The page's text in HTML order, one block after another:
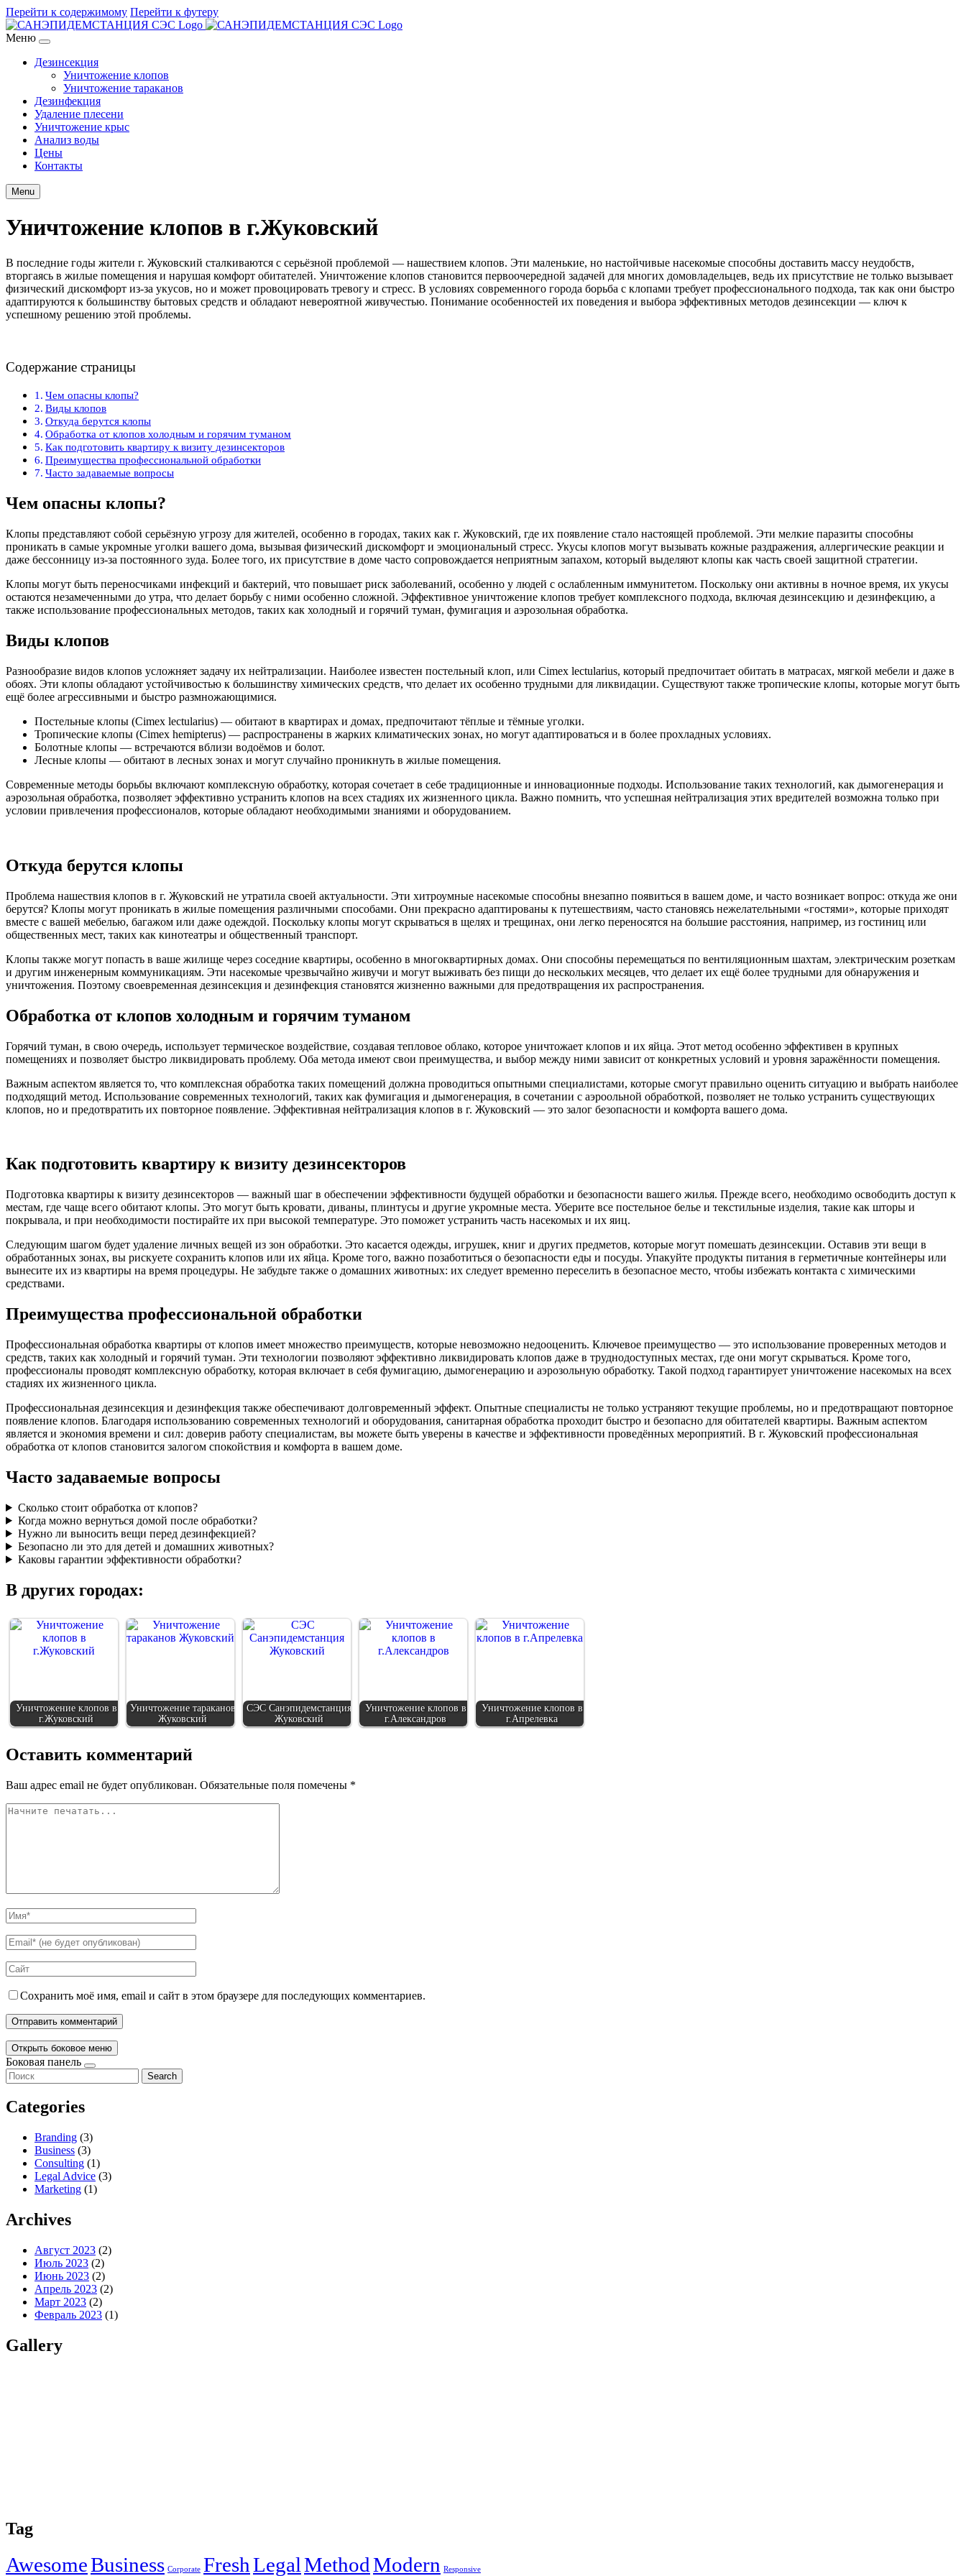
Перейти к содержимому Перейти к футеру
Меню
Дезинсекция
Уничтожение клопов
Уничтожение тараканов
Дезинфекция
Удаление плесени
Уничтожение крыс
Анализ воды
Цены
Контакты
Menu
Уничтожение клопов в г.Жуковский
В последние годы жители г. Жуковский сталкиваются с серьёзной проблемой — нашествием клопов. Эти маленькие, но настойчивые насекомые способны доставить массу неудобств,
вторгаясь в жилые помещения и нарушая комфорт обитателей. Уничтожение клопов становится первоочередной задачей для многих домовладельцев, ведь их присутствие не только вызывает
физический дискомфорт из-за укусов, но и может провоцировать тревогу и стресс. В условиях современного города борьба с клопами требует профессионального подхода, так как они быстро
адаптируются к большинству бытовых средств и обладают невероятной живучестью. Понимание особенностей их поведения и выбора эффективных методов дезинсекции — ключ к
успешному решению этой проблемы.
Содержание страницы
Чем опасны клопы?
Виды клопов
Откуда берутся клопы
Обработка от клопов холодным и горячим туманом
Как подготовить квартиру к визиту дезинсекторов
Преимущества профессиональной обработки
Часто задаваемые вопросы
Чем опасны клопы?
Клопы представляют собой серьёзную угрозу для жителей, особенно в городах, таких как г. Жуковский, где их появление стало настоящей проблемой. Эти мелкие паразиты способны
проникать в самые укромные уголки вашего дома, вызывая физический дискомфорт и эмоциональный стресс. Укусы клопов могут вызывать кожные раздражения, аллергические реакции и
даже бессонницу из-за постоянного зуда. Более того, их присутствие в доме часто сопровождается неприятным запахом, который выделяют клопы как часть своей защитной стратегии.
Клопы могут быть переносчиками инфекций и бактерий, что повышает риск заболеваний, особенно у людей с ослабленным иммунитетом. Поскольку они активны в ночное время, их укусы
остаются незамеченными до утра, что делает борьбу с ними особенно сложной. Эффективное уничтожение клопов требует комплексного подхода, включая дезинсекцию и дезинфекцию, а
также использование профессиональных методов, таких как холодный и горячий туман, фумигация и аэрозольная обработка.
Виды клопов
Разнообразие видов клопов усложняет задачу их нейтрализации. Наиболее известен постельный клоп, или Cimex lectularius, который предпочитает обитать в матрасах, мягкой мебели и даже в
обоях. Эти клопы обладают устойчивостью к большинству химических средств, что делает их особенно трудными для ликвидации. Существуют также тропические клопы, которые могут быть
ещё более агрессивными и быстро размножающимися.
Постельные клопы (Cimex lectularius) — обитают в квартирах и домах, предпочитают тёплые и тёмные уголки.
Тропические клопы (Cimex hemipterus) — распространены в жарких климатических зонах, но могут адаптироваться и в более прохладных условиях.
Болотные клопы — встречаются вблизи водоёмов и болот.
Лесные клопы — обитают в лесных зонах и могут случайно проникнуть в жилые помещения.
Современные методы борьбы включают комплексную обработку, которая сочетает в себе традиционные и инновационные подходы. Использование таких технологий, как дымогенерация и
аэрозольная обработка, позволяет эффективно устранить клопов на всех стадиях их жизненного цикла. Важно помнить, что успешная нейтрализация этих вредителей возможна только при
условии привлечения профессионалов, которые обладают необходимыми знаниями и оборудованием.
Откуда берутся клопы
Проблема нашествия клопов в г. Жуковский не утратила своей актуальности. Эти хитроумные насекомые способны внезапно появиться в вашем доме, и часто возникает вопрос: откуда же они
берутся? Клопы могут проникать в жилые помещения различными способами. Они прекрасно адаптированы к путешествиям, часто становясь нежелательными «гостями», которые приходят
вместе с вашей мебелью, багажом или даже одеждой. Поскольку клопы могут скрываться в щелях и трещинах, они легко переносятся на большие расстояния, например, из гостиниц или
общественных мест, таких как кинотеатры и общественный транспорт.
Клопы также могут попасть в ваше жилище через соседние квартиры, особенно в многоквартирных домах. Они способны перемещаться по вентиляционным шахтам, электрическим розеткам
и другим инженерным коммуникациям. Эти насекомые чрезвычайно живучи и могут выживать без пищи до нескольких месяцев, что делает их ещё более трудными для обнаружения и
уничтожения. Поэтому своевременная дезинсекция и дезинфекция становятся жизненно важными для предотвращения их распространения.
Обработка от клопов холодным и горячим туманом
Горячий туман, в свою очередь, использует термическое воздействие, создавая тепловое облако, которое уничтожает клопов и их яйца. Этот метод особенно эффективен в крупных
помещениях и позволяет быстро ликвидировать проблему. Оба метода имеют свои преимущества, и выбор между ними зависит от конкретных условий и уровня заражённости помещения.
Важным аспектом является то, что комплексная обработка таких помещений должна проводиться опытными специалистами, которые смогут правильно оценить ситуацию и выбрать наиболее
подходящий метод. Использование современных технологий, таких как фумигация и дымогенерация, в сочетании с аэроольной обработкой, позволяет не только устранить существующих
клопов, но и предотвратить их повторное появление. Эффективная нейтрализация клопов в г. Жуковский — это залог безопасности и комфорта вашего дома.
Как подготовить квартиру к визиту дезинсекторов
Подготовка квартиры к визиту дезинсекторов — важный шаг в обеспечении эффективности будущей обработки и безопасности вашего жилья. Прежде всего, необходимо освободить доступ к
местам, где чаще всего обитают клопы. Это могут быть кровати, диваны, плинтусы и другие укромные места. Уберите все постельное белье и текстильные изделия, такие как шторы и
покрывала, и при необходимости постирайте их при высокой температуре. Это поможет устранить часть насекомых и их яиц.
Следующим шагом будет удаление личных вещей из зон обработки. Это касается одежды, игрушек, книг и других предметов, которые могут помешать дезинсекции. Оставив эти вещи в
обработанных зонах, вы рискуете сохранить клопов или их яйца. Кроме того, важно позаботиться о безопасности еды и посуды. Упакуйте продукты питания в герметичные контейнеры или
вынесите их из квартиры на время процедуры. Не забудьте также о домашних животных: их следует временно переселить в безопасное место, чтобы избежать контакта с химическими
средствами.
Преимущества профессиональной обработки
Профессиональная обработка квартиры от клопов имеет множество преимуществ, которые невозможно недооценить. Ключевое преимущество — это использование проверенных методов и
средств, таких как холодный и горячий туман. Эти технологии позволяют эффективно ликвидировать клопов даже в труднодоступных местах, где они могут скрываться. Кроме того,
профессионалы проводят комплексную обработку, которая включает в себя фумигацию, дымогенерацию и аэрозольную обработку. Такой подход гарантирует уничтожение насекомых на всех
стадиях их жизненного цикла.
Профессиональная дезинсекция и дезинфекция также обеспечивают долговременный эффект. Опытные специалисты не только устраняют текущие проблемы, но и предотвращают повторное
появление клопов. Благодаря использованию современных технологий и оборудования, санитарная обработка проходит быстро и безопасно для обитателей квартиры. Важным аспектом
является и экономия времени и сил: доверив работу специалистам, вы можете быть уверены в качестве и эффективности проведённых мероприятий. В г. Жуковский профессиональная
обработка от клопов становится залогом спокойствия и комфорта в вашем доме.
Часто задаваемые вопросы
Сколько стоит обработка от клопов?
Когда можно вернуться домой после обработки?
Нужно ли выносить вещи перед дезинфекцией?
Безопасно ли это для детей и домашних животных?
Каковы гарантии эффективности обработки?
В других городах:
Уничтожение клопов в
г.Жуковский
Уничтожение тараканов
Жуковский
СЭС Санэпидемстанция
Жуковский
Уничтожение клопов в
г.Александров
Уничтожение клопов в
г.Апрелевка
Оставить комментарий
Ваш адрес email не будет опубликован. Обязательные поля помечены *
Сохранить моё имя, email и сайт в этом браузере для последующих комментариев.
Открыть боковое меню
Боковая панель
Search
Categories
Branding (3)
Business (3)
Consulting (1)
Legal Advice (3)
Marketing (1)
Archives
Август 2023 (2)
Июль 2023 (2)
Июнь 2023 (2)
Апрель 2023 (2)
Март 2023 (2)
Февраль 2023 (1)
Gallery
Tag
AwesomeBusiness Corporate FreshLegalMethodModern Responsive